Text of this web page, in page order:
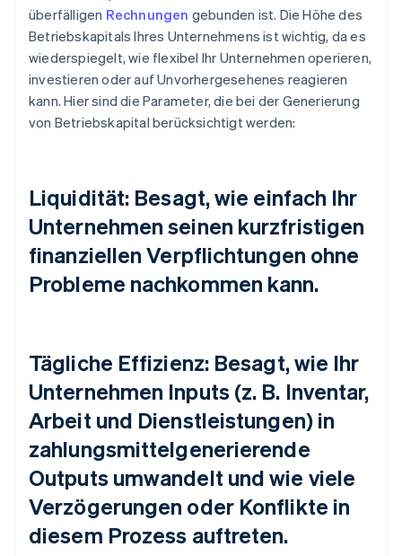
überfälligen Rechnungen gebunden ist. Die Höhe des
Betriebskapitals Ihres Unternehmens ist wichtig, da es
wiederspiegelt, wie flexibel Ihr Unternehmen operieren,
investieren oder auf Unvorhergesehenes reagieren
kann. Hier sind die Parameter, die bei der Generierung
von Betriebskapital berücksichtigt werden:
Liquidität: Besagt, wie einfach Ihr
Unternehmen seinen kurzfristigen
finanziellen Verpflichtungen ohne
Probleme nachkommen kann.
Tägliche Effizienz: Besagt, wie Ihr
Unternehmen Inputs (z. B. Inventar,
Arbeit und Dienstleistungen) in
zahlungsmittelgenerierende
Outputs umwandelt und wie viele
Verzögerungen oder Konflikte in
diesem Prozess auftreten.